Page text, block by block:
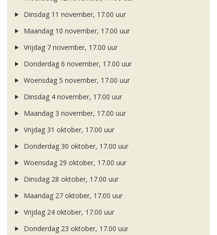
Dinsdag 11 november, 17.00 uur
Maandag 10 november, 17.00 uur
Vrijdag 7 november, 17.00 uur
Donderdag 6 november, 17.00 uur
Woensdag 5 november, 17.00 uur
Dinsdag 4 november, 17.00 uur
Maandag 3 november, 17.00 uur
Vrijdag 31 oktober, 17.00 uur
Donderdag 30 oktober, 17.00 uur
Woensdag 29 oktober, 17.00 uur
Dinsdag 28 oktober, 17.00 uur
Maandag 27 oktober, 17.00 uur
Vrijdag 24 oktober, 17.00 uur
Donderdag 23 oktober, 17.00 uur